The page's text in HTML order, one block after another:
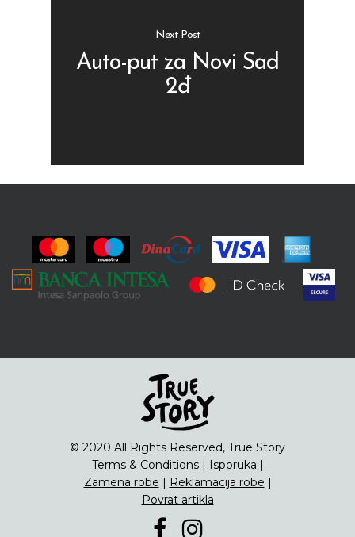
Next Post
Auto-put za Novi Sad
2đ
© 2020 All Rights Reserved, True Story
Terms & Conditions| Isporuka |
Zamena robe | Reklamacija robe |
Povrat artikla
Sušeno Voće